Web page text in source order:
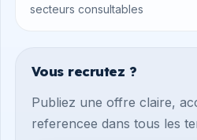
secteurs consultables
Vous recrutez ?
Publiez une offre claire,
referencee dans tous les